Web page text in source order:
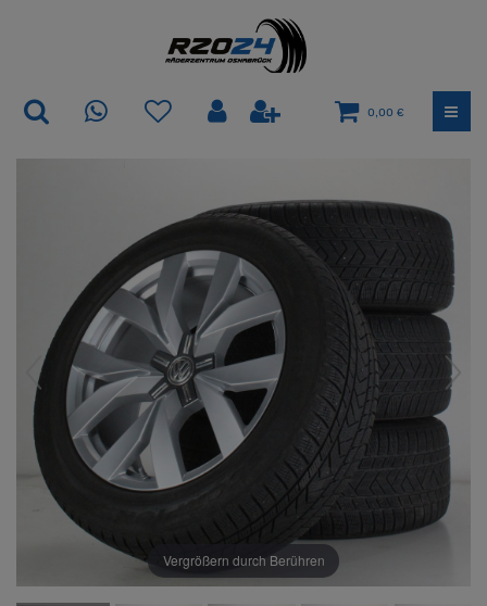
0,00 €
Vergrößern durch Berühren